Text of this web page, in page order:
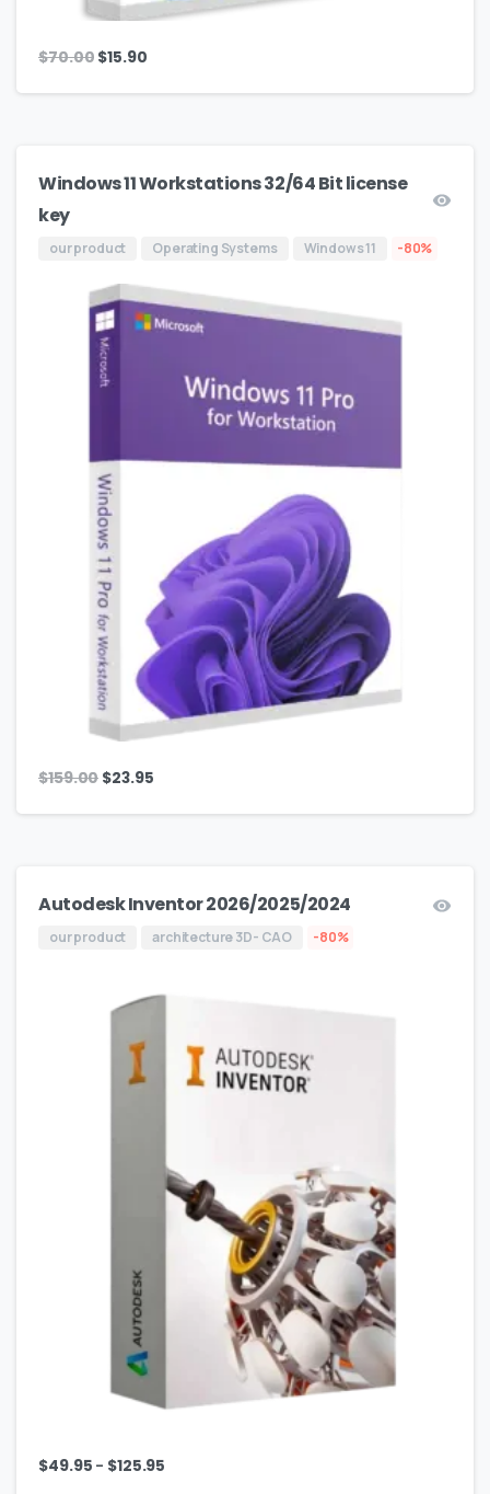
$70.00 $15.90
Windows 11 Workstations 32/64 Bit license
key
our product Operating Systems Windows 11 -80%
$159.00 $23.95
Autodesk Inventor 2026/2025/2024
our product architecture 3D- CAO -80%
$49.95 – $125.95